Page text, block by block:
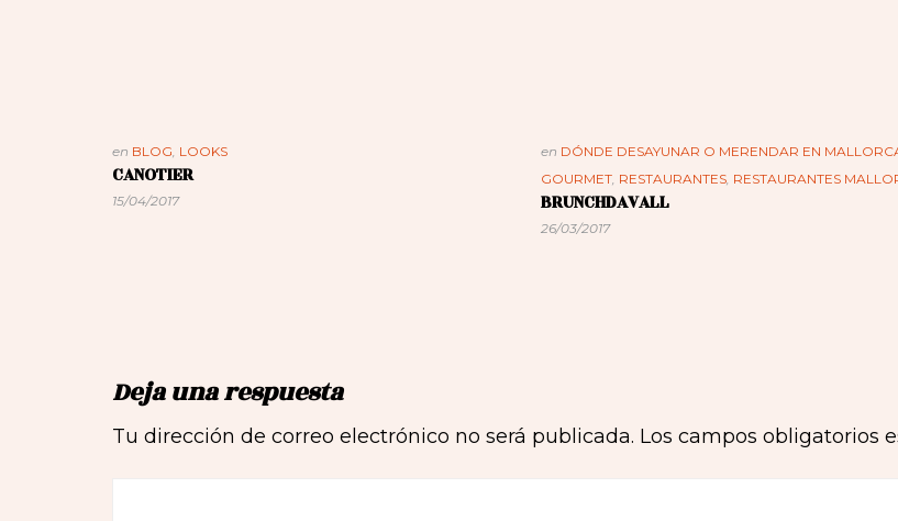
en BLOG, LOOKS
CANOTIER
15/04/2017
en DÓNDE DESAYUNAR O MERENDAR EN
GOURMET, RESTAURANTES, RESTAURANTES
BRUNCHDAVALL
26/03/2017
Deja una respuesta
Tu dirección de correo electrónico no será publicada. Los campos obligatorios